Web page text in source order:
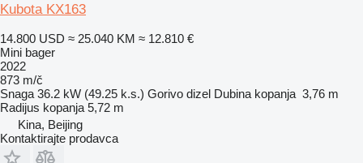
Kubota KX163
14.800 USD ≈ 25.040 KM ≈ 12.810 €
Mini bager
2022
873 m/č
Snaga 36.2 kW (49.25 k.s.) Gorivo dizel Dubina kopanja 3,76 m
Radijus kopanja 5,72 m
Kina, Beijing
Kontaktirajte prodavca